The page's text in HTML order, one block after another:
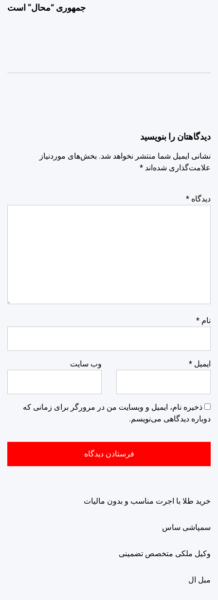
جمهوری “محال” است
دیدگاهتان را بنویسید
نشانی ایمیل شما منتشر نخواهد شد. بخش‌های موردنیاز
علامت‌گذاری شده‌اند *
دیدگاه *
نام *
ایمیل * وب‌ سایت
ذخیره نام، ایمیل و وبسایت من در مرورگر برای زمانی که
دوباره دیدگاهی می‌نویسم.
خرید طلا با اجرت مناسب و بدون مالیات
سمپاشی ساس
وکیل ملکی متخصص تضمینی
مبل ال